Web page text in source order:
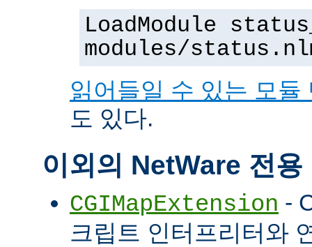
LoadModule
modules/
읽어들일 수 있는 모듈
도 있다.
이외의 NetWare 전
CGIMapExtension -
크립트 인터프리터와